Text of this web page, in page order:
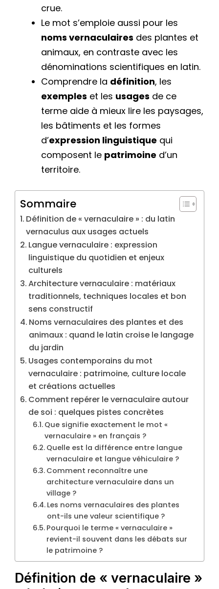
crue.
Le mot s’emploie aussi pour les
noms vernaculaires des plantes et
animaux, en contraste avec les
dénominations scientifiques en latin.
Comprendre la définition, les
exemples et les usages de ce
terme aide à mieux lire les paysages,
les bâtiments et les formes
d’expression linguistique qui
composent le patrimoine d’un
territoire.
Sommaire
Définition de « vernaculaire » : du latin
vernaculus aux usages actuels
Langue vernaculaire : expression
linguistique du quotidien et enjeux
culturels
Architecture vernaculaire : matériaux
traditionnels, techniques locales et bon
sens constructif
Noms vernaculaires des plantes et des
animaux : quand le latin croise le langage
du jardin
Usages contemporains du mot
vernaculaire : patrimoine, culture locale
et créations actuelles
Comment repérer le vernaculaire autour
de soi : quelques pistes concrètes
Que signifie exactement le mot «
vernaculaire » en français ?
Quelle est la différence entre langue
vernaculaire et langue véhiculaire ?
Comment reconnaître une
architecture vernaculaire dans un
village ?
Les noms vernaculaires des plantes
ont-ils une valeur scientifique ?
Pourquoi le terme « vernaculaire »
revient-il souvent dans les débats sur
le patrimoine ?
Définition de « vernaculaire »